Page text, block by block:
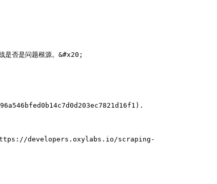
否是问题根源。&#x20;
类型](https://developers.oxylabs.io/scraping-